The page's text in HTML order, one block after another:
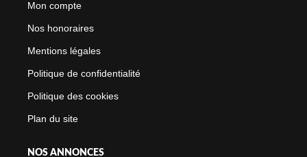
Mon compte
Nos honoraires
Mentions légales
Politique de confidentialité
Politique des cookies
Plan du site
NOS ANNONCES